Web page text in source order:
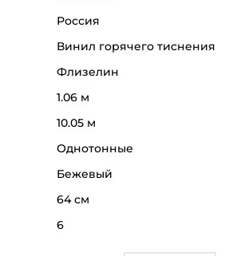
Россия
Винил горячего тиснения
Флизелин
1.06 м
10.05 м
Однотонные
Бежевый
64 см
6